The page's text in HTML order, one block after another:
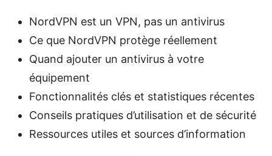
NordVPN est un VPN, pas un antivirus
Ce que NordVPN protège réellement
Quand ajouter un antivirus à votre
équipement
Fonctionnalités clés et statistiques récentes
Conseils pratiques d’utilisation et de sécurité
Ressources utiles et sources d’information